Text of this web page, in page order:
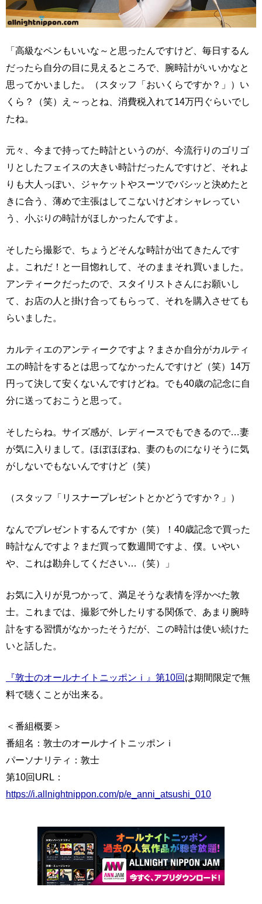
「高級なペンもいいな～と思ったんですけど、毎日するん
だったら自分の目に見えるところで、腕時計がいいかなと
思ってかいました。（スタッフ「おいくらですか？」）い
くら？（笑）え～っとね、消費税入れて14万円ぐらいでし
たね。
元々、今まで持ってた時計というのが、今流行りのゴリゴ
リとしたフェイスの大きい時計だったんですけど、それよ
りも大人っぽい、ジャケットやスーツでバシッと決めたと
きに合う、薄めで主張はしてこないけどオシャレってい
う、小ぶりの時計がほしかったんですよ。
そしたら撮影で、ちょうどそんな時計が出てきたんです
よ。これだ！と一目惚れして、そのままそれ買いました。
アンティークだったので、スタイリストさんにお願いし
て、お店の人と掛け合ってもらって、それを購入させても
らいました。
カルティエのアンティークですよ？まさか自分がカルティ
エの時計をするとは思ってなかったんですけど（笑）14万
円って決して安くないんですけどね。でも40歳の記念に自
分に送っておこうと思って。
そしたらね。サイズ感が、レディースでもできるので…妻
が気に入りまして。ほぼほぼね、妻のものになりそうに気
がしないでもないんですけど（笑）
（スタッフ「リスナープレゼントとかどうですか？」）
なんでプレゼントするんですか（笑）！40歳記念で買った
時計なんですよ？まだ買って数週間ですよ、僕。いやい
や、これは勘弁してください…（笑）」
お気に入りが見つかって、満足そうな表情を浮かべた敦
士。これまでは、撮影で外したりする関係で、あまり腕時
計をする習慣がなかったそうだが、この時計は使い続けた
いと話した。
『敦士のオールナイトニッポンｉ』第10回は期間限定で無
料で聴くことが出来る。
＜番組概要＞
番組名：敦士のオールナイトニッポンｉ
パーソナリティ：敦士
第10回URL：
https://i.allnightnippon.com/p/e_anni_atsushi_010